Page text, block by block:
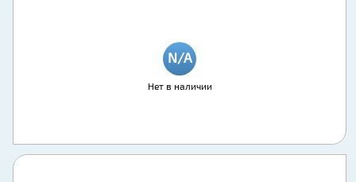
Нет в наличии